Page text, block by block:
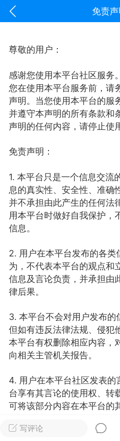
免责
10:10 电脑端 智狐AI工作台
中英翻译
事想用上客户端...
1 21
聚合API
者怎么接入Claude Opus 5
调用
Opus 5 已在 Claude、
、Google Cloud 和
Max 的新默认模型，
注接入效率、调用成本和企
写评论
尊敬的用户：
感谢您使用本平台社区服务
您在使用本平台服务前，请
声明。当您使用本平台的服
并遵守本声明的所有条款和
声明的任何内容，请停止使
免责声明：
1. 本平台只是一个信息交流
息的真实性、安全性、准确
并不承担由此产生的任何法
用本平台时做好自我保护，
信息。
2. 用户在本平台发布的各类
为，不代表本平台的观点和
信息及言论负责，并承担由
律后果。
3. 本平台不会对用户发布的
但如有违反法律法规、侵犯
本平台有权删除相应内容，
向相关主管机关报告。
4. 用户在本平台社区发表的
台享有其言论的使用权、转
可将该部分内容在本平台的
任。